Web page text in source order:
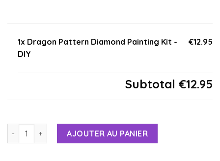
1x Dragon Pattern Diamond Painting Kit -
DIY
€12.95
Subtotal €12.95
AJOUTER AU PANIER